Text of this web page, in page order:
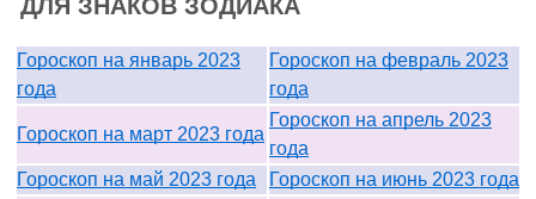
ДЛЯ ЗНАКОВ ЗОДИАКА
Гороскоп на январь 2023
года
Гороскоп на февраль 2023
года
Гороскоп на март 2023 года
Гороскоп на апрель 2023
года
Гороскоп на май 2023 года
Гороскоп на июнь 2023 года